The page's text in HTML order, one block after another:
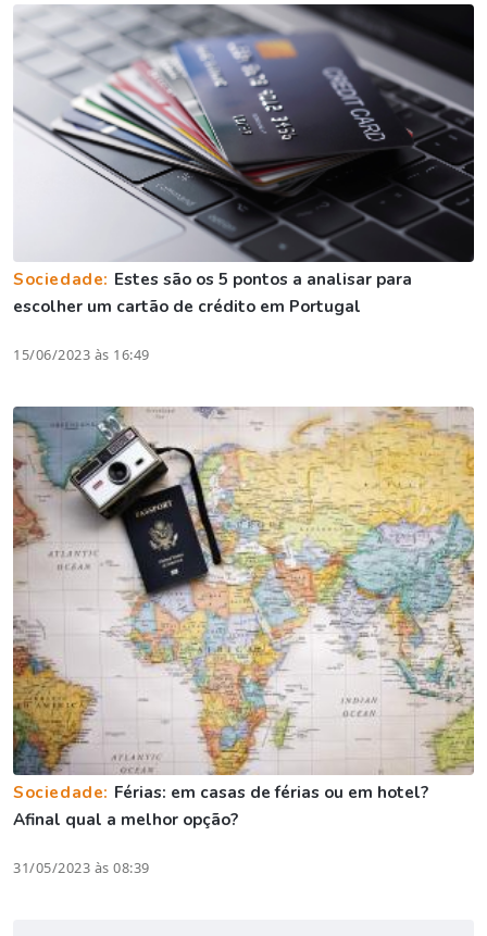
Sociedade: Estes são os 5 pontos a analisar para
escolher um cartão de crédito em Portugal
15/06/2023 às 16:49
Sociedade: Férias: em casas de férias ou em hotel?
Afinal qual a melhor opção?
31/05/2023 às 08:39